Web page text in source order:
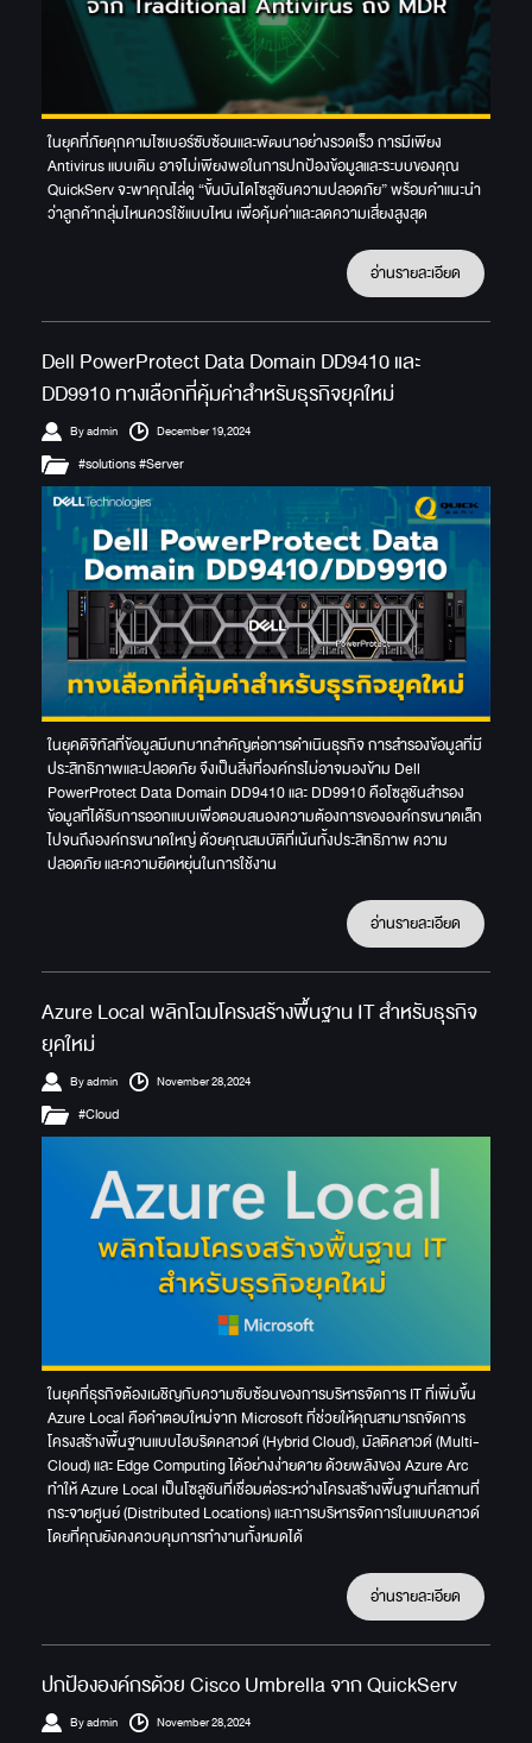
ในยุคที่ภัยคุกคามไซเบอร์ซับซ้อนและพัฒนาอย่างรวดเร็ว การมีเพียง
Antivirus แบบเดิม อาจไม่เพียงพอในการปกป้องข้อมูลและระบบของคุณ
QuickServ จะพาคุณไล่ดู “ขั้นบันไดโซลูชันความปลอดภัย” พร้อมคำแนะนำ
ว่าลูกค้ากลุ่มไหนควรใช้แบบไหน เพื่อคุ้มค่าและลดความเสี่ยงสูงสุด
อ่านรายละเอียด
Dell PowerProtect Data Domain DD9410 และ
DD9910 ทางเลือกที่คุ้มค่าสำหรับธุรกิจยุคใหม่
By admin December 19,2024
#solutions #Server
ในยุคดิจิทัลที่ข้อมูลมีบทบาทสำคัญต่อการดำเนินธุรกิจ การสำรองข้อมูลที่มี
ประสิทธิภาพและปลอดภัย จึงเป็นสิ่งที่องค์กรไม่อาจมองข้าม Dell
PowerProtect Data Domain DD9410 และ DD9910 คือโซลูชันสำรอง
ข้อมูลที่ได้รับการออกแบบเพื่อตอบสนองความต้องการขององค์กรขนาดเล็ก
ไปจนถึงองค์กรขนาดใหญ่ ด้วยคุณสมบัติที่เน้นทั้งประสิทธิภาพ ความ
ปลอดภัย และความยืดหยุ่นในการใช้งาน
อ่านรายละเอียด
Azure Local พลิกโฉมโครงสร้างพื้นฐาน IT สำหรับธุรกิจ
ยุคใหม่
By admin November 28,2024
#Cloud
ในยุคที่ธุรกิจต้องเผชิญกับความซับซ้อนของการบริหารจัดการ IT ที่เพิ่มขึ้น
Azure Local คือคำตอบใหม่จาก Microsoft ที่ช่วยให้คุณสามารถจัดการ
โครงสร้างพื้นฐานแบบไฮบริดคลาวด์ (Hybrid Cloud), มัลติคลาวด์ (Multi-
Cloud) และ Edge Computing ได้อย่างง่ายดาย ด้วยพลังของ Azure Arc
ทำให้ Azure Local เป็นโซลูชันที่เชื่อมต่อระหว่างโครงสร้างพื้นฐานที่สถานที่
กระจายศูนย์ (Distributed Locations) และการบริหารจัดการในแบบคลาวด์
โดยที่คุณยังคงควบคุมการทำงานทั้งหมดได้
อ่านรายละเอียด
ปกป้ององค์กรด้วย Cisco Umbrella จาก QuickServ
By admin November 28,2024